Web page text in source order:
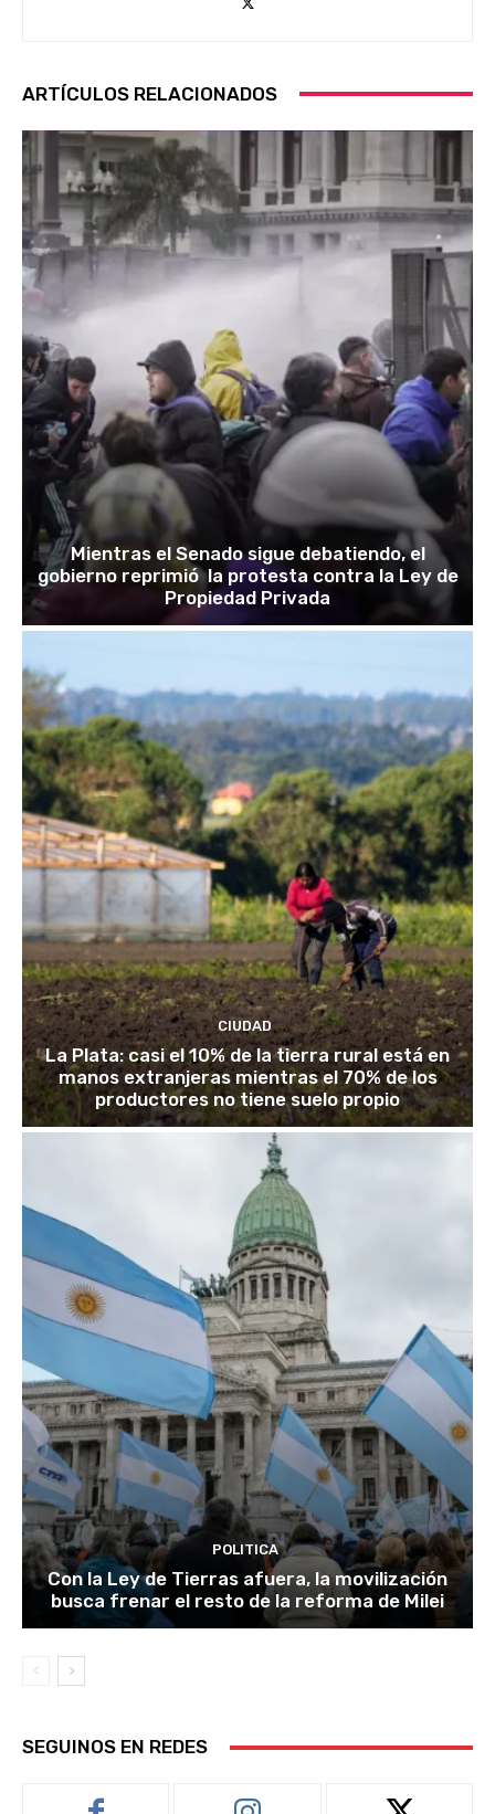
ARTÍCULOS RELACIONADOS
Mientras el Senado sigue debatiendo, el
gobierno reprimió la protesta contra la Ley de
Propiedad Privada
CIUDAD
La Plata: casi el 10% de la tierra rural está en
manos extranjeras mientras el 70% de los
productores no tiene suelo propio
POLITICA
Con la Ley de Tierras afuera, la movilización
busca frenar el resto de la reforma de Milei
SEGUINOS EN REDES